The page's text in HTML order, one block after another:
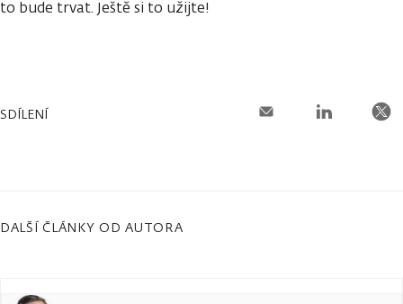
to bude trvat. Ještě si to užijte!
SDÍLENÍ
DALŠÍ ČLÁNKY OD AUTORA